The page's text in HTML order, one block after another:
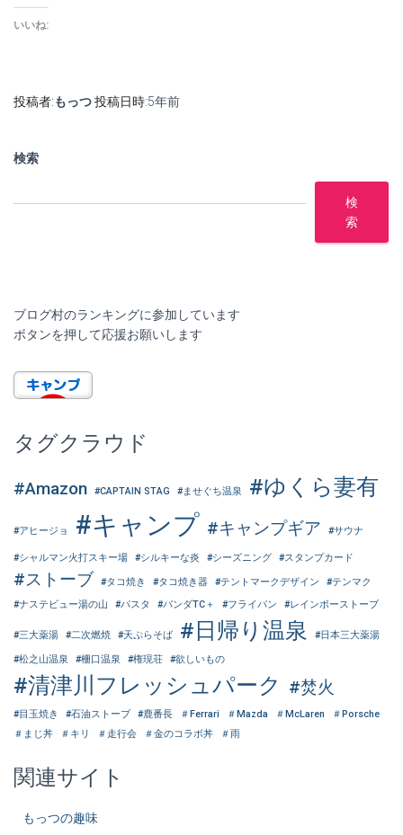
いいね:
投稿者:もっつ投稿日時:5年前
検索
検
索
ブログ村のランキングに参加しています
ボタンを押して応援お願いします
タグクラウド
#Amazon #CAPTAIN STAG #ませぐち温泉 #ゆくら妻有
#アヒージョ #キャンプ #キャンプギア #サウナ
#シャルマン火打スキー場 #シルキーな炎 #シーズニング #スタンプカード
#ストーブ #タコ焼き #タコ焼き器 #テントマークデザイン
#テンマク
#ナステビュー湯の山
#パスタ #パンダTC＋ #フライパン #レインボーストーブ
#三大薬湯 #二次燃焼 #天ぷらそば #日帰り温泉 #日本三大薬湯
#松之山温泉 #柵口温泉 #権現荘 #欲しいもの
#清津川フレッシュパーク #焚火
#目玉焼き #石油ストーブ #鹿番長 ＃Ferrari ＃Mazda ＃McLaren
＃Porsche
＃まじ丼
＃キリ ＃走行会 ＃金のコラボ丼 ＃雨
関連サイト
もっつの趣味